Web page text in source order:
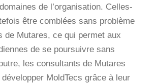
de l’organisation. Celles-
être comblées sans problème
de Mutares, ce qui permet aux
de se poursuivre sans
les consultants de Mutares
MoldTecs grâce à leur